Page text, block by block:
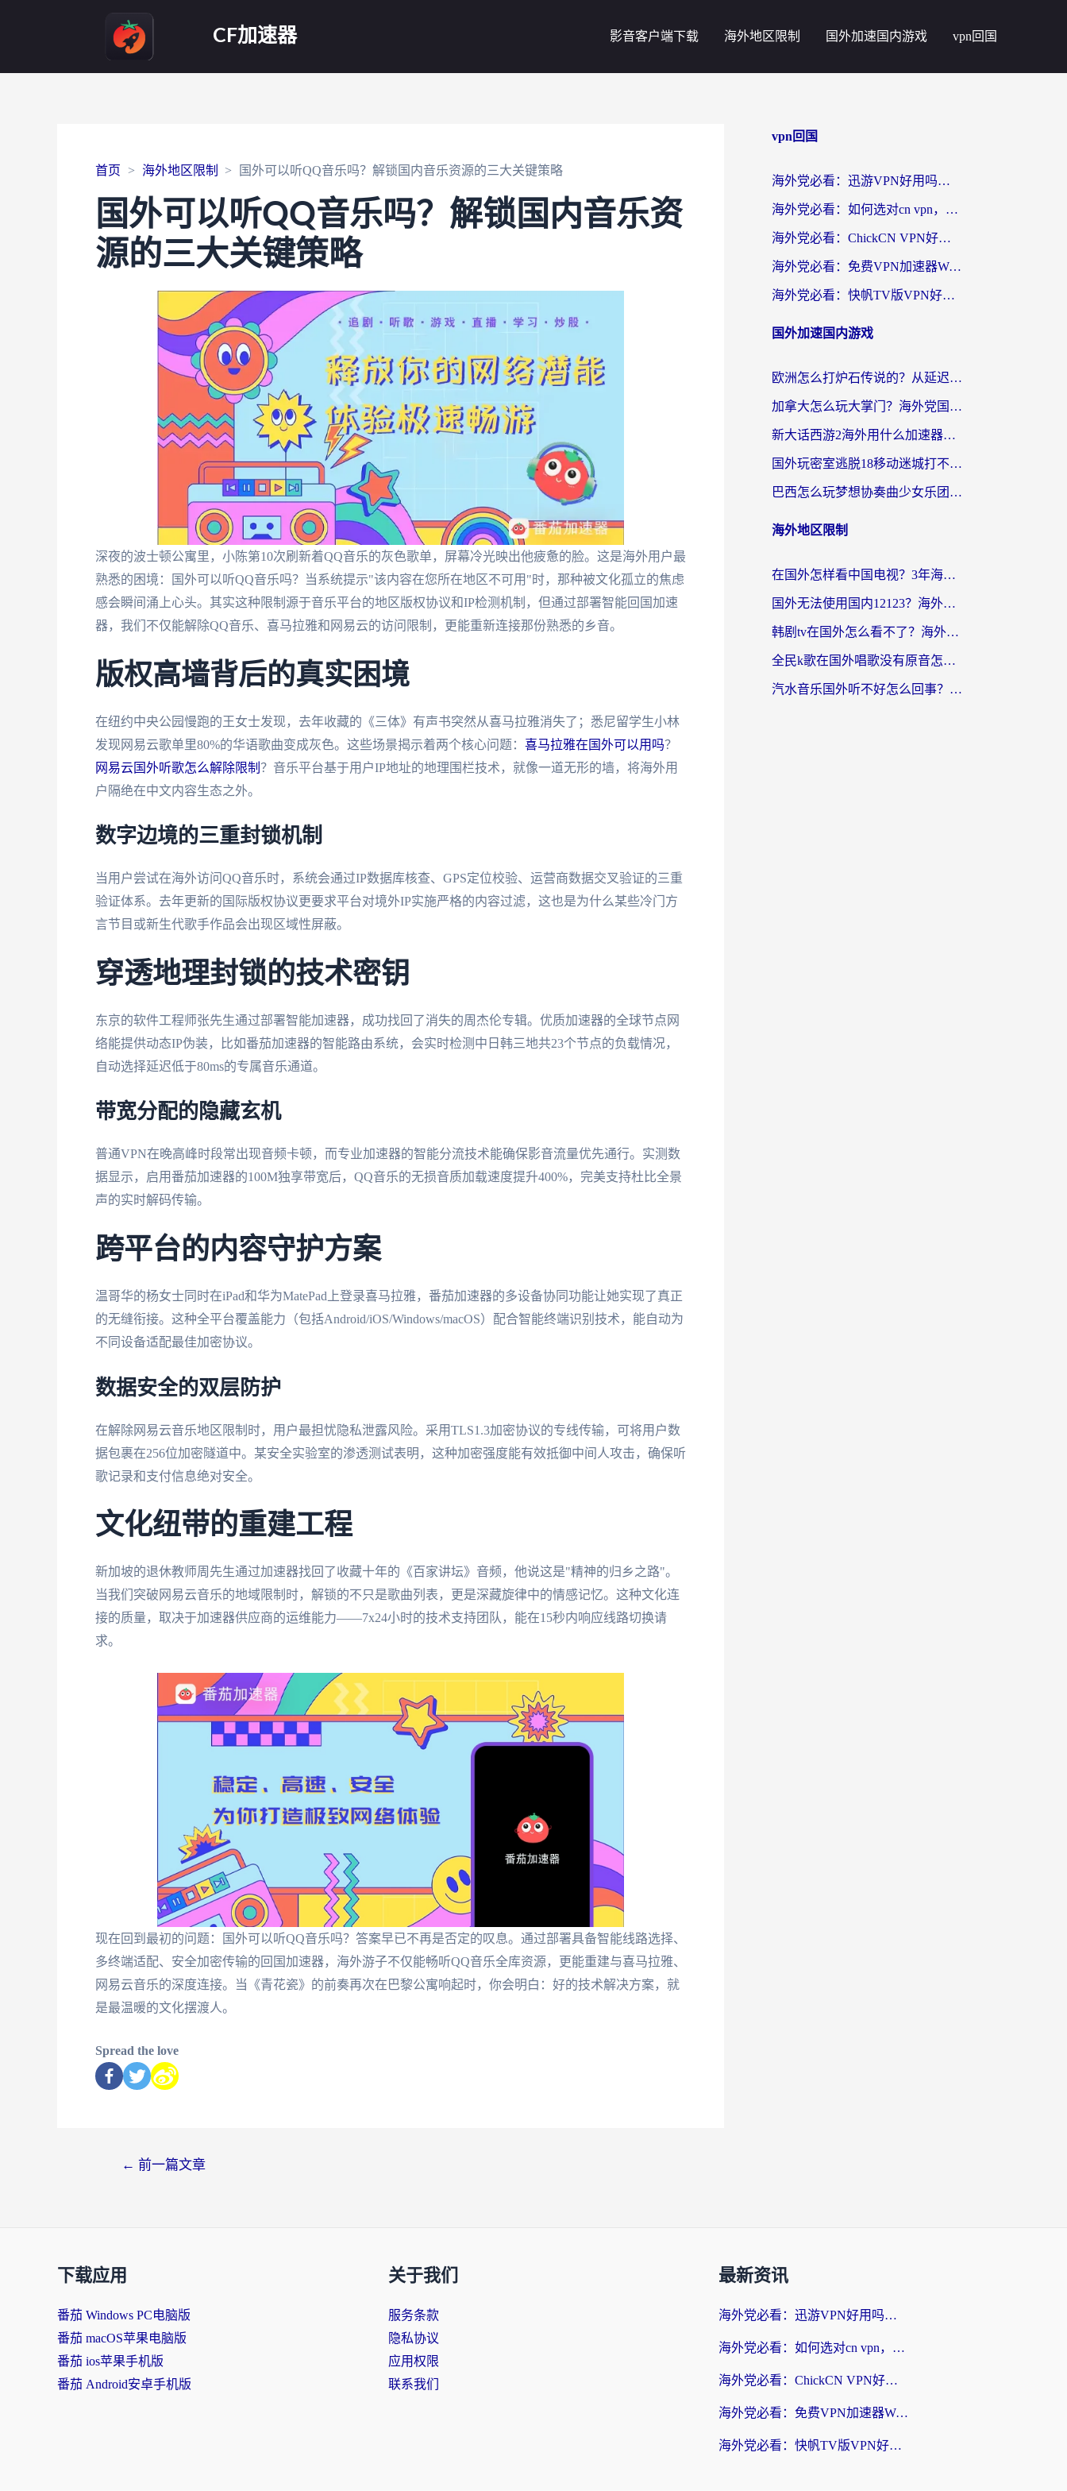
CF加速器 影音客户端下载 海外地区限制 国外加速国内游戏 vpn回国
首页 海外地区限制 国外可以听QQ音乐吗？解锁国内音乐资源的三大关键策略
国外可以听QQ音乐吗？解锁国内音乐资
源的三大关键策略
深夜的波士顿公寓里，小陈第10次刷新着QQ音乐的灰色歌单，屏幕冷光映出他疲惫的脸。这是海外用户最
熟悉的困境：国外可以听QQ音乐吗？当系统提示"该内容在您所在地区不可用"时，那种被文化孤立的焦虑
感会瞬间涌上心头。其实这种限制源于音乐平台的地区版权协议和IP检测机制，但通过部署智能回国加速
器，我们不仅能解除QQ音乐、喜马拉雅和网易云的访问限制，更能重新连接那份熟悉的乡音。
版权高墙背后的真实困境
在纽约中央公园慢跑的王女士发现，去年收藏的《三体》有声书突然从喜马拉雅消失了；悉尼留学生小林
发现网易云歌单里80%的华语歌曲变成灰色。这些场景揭示着两个核心问题： 喜马拉雅在国外可以用吗？
网易云国外听歌怎么解除限制 ？音乐平台基于用户IP地址的地理围栏技术，就像一道无形的墙，将海外用
户隔绝在中文内容生态之外。
数字边境的三重封锁机制
当用户尝试在海外访问QQ音乐时，系统会通过IP数据库核查、GPS定位校验、运营商数据交叉验证的三重
验证体系。去年更新的国际版权协议更要求平台对境外IP实施严格的内容过滤，这也是为什么某些冷门方
言节目或新生代歌手作品会出现区域性屏蔽。
穿透地理封锁的技术密钥
东京的软件工程师张先生通过部署智能加速器，成功找回了消失的周杰伦专辑。优质加速器的全球节点网
络能提供动态IP伪装，比如番茄加速器的智能路由系统，会实时检测中日韩三地共23个节点的负载情况，
自动选择延迟低于80ms的专属音乐通道。
带宽分配的隐藏玄机
普通VPN在晚高峰时段常出现音频卡顿，而专业加速器的智能分流技术能确保影音流量优先通行。实测数
据显示，启用番茄加速器的100M独享带宽后，QQ音乐的无损音质加载速度提升400%，完美支持杜比全景
声的实时解码传输。
跨平台的内容守护方案
温哥华的杨女士同时在iPad和华为MatePad上登录喜马拉雅，番茄加速器的多设备协同功能让她实现了真正
的无缝衔接。这种全平台覆盖能力（包括Android/iOS/Windows/macOS）配合智能终端识别技术，能自动为
不同设备适配最佳加密协议。
数据安全的双层防护
在解除网易云音乐地区限制时，用户最担忧隐私泄露风险。采用TLS1.3加密协议的专线传输，可将用户数
据包裹在256位加密隧道中。某安全实验室的渗透测试表明，这种加密强度能有效抵御中间人攻击，确保听
歌记录和支付信息绝对安全。
文化纽带的重建工程
新加坡的退休教师周先生通过加速器找回了收藏十年的《百家讲坛》音频，他说这是"精神的归乡之路"。
当我们突破网易云音乐的地域限制时，解锁的不只是歌曲列表，更是深藏旋律中的情感记忆。这种文化连
接的质量，取决于加速器供应商的运维能力——7x24小时的技术支持团队，能在15秒内响应线路切换请
求。
现在回到最初的问题：国外可以听QQ音乐吗？答案早已不再是否定的叹息。通过部署具备智能线路选择、
多终端适配、安全加密传输的回国加速器，海外游子不仅能畅听QQ音乐全库资源，更能重建与喜马拉雅、
网易云音乐的深度连接。当《青花瓷》的前奏再次在巴黎公寓响起时，你会明白：好的技术解决方案，就
是最温暖的文化摆渡人。
Spread the love
← 前一篇文章
vpn回国
海外党必看：迅游VPN好用吗？和番茄加速器VPN对比哪个回国效果更好？
海外党必看：如何选对cn vpn，轻松解锁国内影音游戏？
海外党必看：ChickCN VPN好用吗？和星河VPN对比哪个回国效果更好？附真实体验+避坑指南
海外党必看：免费VPN加速器Windows版怎么选？附真实测评与无缝访问国内资源指南
海外党必看：快帆TV版VPN好用吗？和hi龟龟VPN对比哪个回国效果更好？附免费加速器选择指南
国外加速国内游戏
欧洲怎么打炉石传说的？从延迟999到丝滑上分，我找到了靠谱加速器
加拿大怎么玩大掌门？海外党国服游戏加速避坑指南（附实用工具推荐）
新大话西游2海外用什么加速器登录？老玩家亲测有效的国服游戏加速指南
国外玩密室逃脱18移动迷城打不开怎么办？海外玩家亲测有效的解决指南
巴西怎么玩梦想协奏曲少女乐团派对？海外党必看的国服游戏加速全攻略（附波兰天涯明月刀实用技巧）
海外地区限制
在国外怎样看中国电视？3年海外党亲测有效的追剧加速器指南
国外无法使用国内12123？海外华人必看：选对回国加速器，解决迪拜语音+12123访问难题
韩剧tv在国外怎么看不了？海外党追剧自由的终极解决方案来了
全民k歌在国外唱歌没有原音怎么办？别让地域限制毁了你的麦霸时刻
汽水音乐国外听不好怎么回事？海外党亲测有效的回国加速方案来了
下载应用
番茄 Windows PC电脑版
番茄 macOS苹果电脑版
番茄 ios苹果手机版
番茄 Android安卓手机版
关于我们
服务条款
隐私协议
应用权限
联系我们
最新资讯
海外党必看：迅游VPN好用吗？和番茄加速器VPN对比哪个回国效果更好？
海外党必看：如何选对cn vpn，轻松解锁国内影音游戏？
海外党必看：ChickCN VPN好用吗？和星河VPN对比哪个回国效果更好？附真实体验+避坑指南
海外党必看：免费VPN加速器Windows版怎么选？附真实测评与无缝访问国内资源指南
海外党必看：快帆TV版VPN好用吗？和hi龟龟VPN对比哪个回国效果更好？附免费加速器选择指南